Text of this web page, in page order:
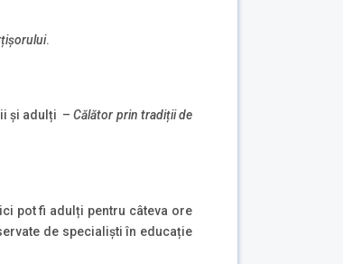
.
și adulți –Călător prin tradiții de
pot fi adulți pentru câteva ore
de specialiști în educație